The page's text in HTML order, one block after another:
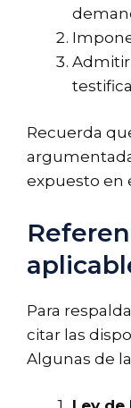
Recuerda
expuesto en
Para
citar las
Algunas de